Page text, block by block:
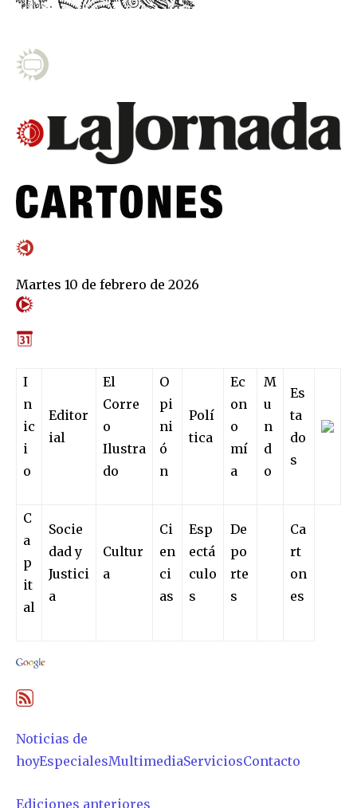
Martes 10 de febrero de 2026
I
n
ic
i
o
Editor
ial
El
Corre
o
Ilustra
do
O
pi
ni
ó
n
Polí
tica
Ec
on
o
mí
a
M
u
n
d
o
Es
ta
do
s
C
a
p
it
al
Socie
dad y
Justici
a
Cultur
a
Ci
en
ci
as
Esp
ectá
culo
s
De
po
rte
s
Ca
rt
on
es
Noticias de
hoyEspecialesMultimediaServiciosContacto
Ediciones anteriores